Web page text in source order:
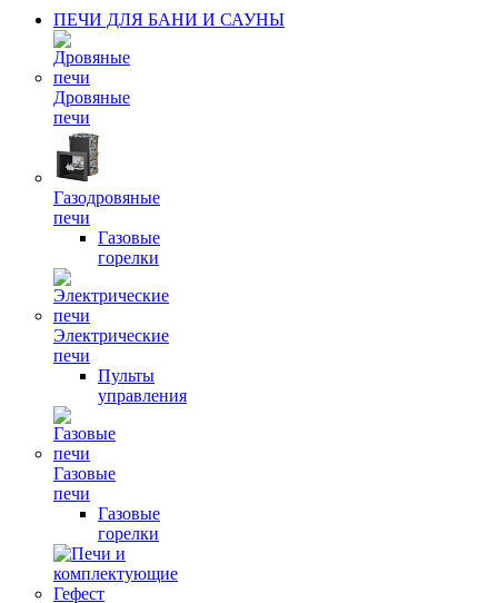
ПЕЧИ ДЛЯ БАНИ И САУНЫ
Дровяные
печи
Газодровяные
печи
Газовые
горелки
Электрические
печи
Пульты
управления
Газовые
печи
Газовые
горелки